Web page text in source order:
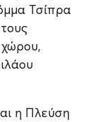
Τσίπρα
η Πλεύση